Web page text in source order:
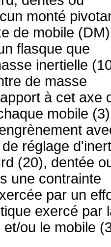
monté
de mobile (DM)
flasque que
inertielle
de masse
à cet axe
mobile (3)
réglage
(20), dentée
une contrainte
par un
exercé par
ou le mobile